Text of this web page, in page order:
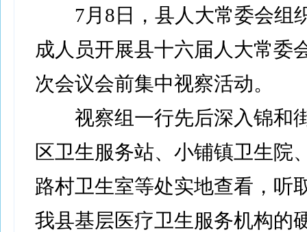
7月8日，县人大常委会组
成人员开展县十六届人大常委
次会议会前集中视察活动。
视察组一行先后深入锦和
区卫生服务站、小铺镇卫生院
路村卫生室等处实地查看，听
我县基层医疗卫生服务机构的